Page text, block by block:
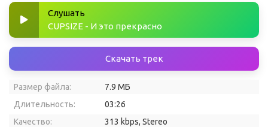
Слушать
CUPSIZE - И это прекрасно
Скачать трек
Размер файла:
7.9 МБ
Длительность:
03:26
Качество:
313 kbps, Stereo